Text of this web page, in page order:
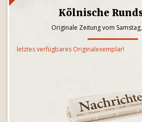
Kölnische
Originale Zeitung vom
letztes verfügbares Originalexemplar!